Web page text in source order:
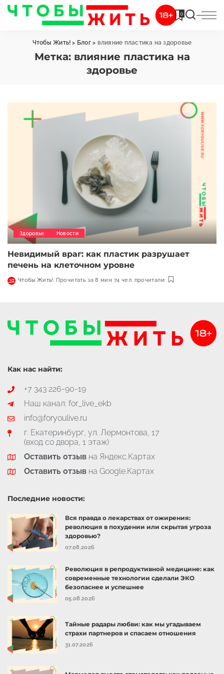
0
Чтобы Жить! > Блог> влияние пластика на здоровье
Метка: влияние пластика на
здоровье
Здоровье Новости
Невидимый враг: как пластик разрушает
печень на клеточном уровне
Чтобы Жить! Прочитать за 8 мин 74 чел. прочитали
Как нас найти:
+7 343 226-90-19
Наш канал: for_live_ekb
info@foryoulive.ru
г. Екатеринбург, ул. Лермонтова, 17
(вход со двора, 1 этаж)
Оставить отзывна Яндекс.Картах
Оставить отзывна Google.Картах
Последние новости:
Вся правда о лекарствах от ожирения:
революция в похудении или скрытая угроза
здоровью?
07.08.2026
Революция в репродуктивной медицине: как
современные технологии сделали ЭКО
безопаснее и успешнее
05.08.2026
Тайные радары любви: как мы угадываем
страхи партнеров и спасаем отношения
31.07.2026